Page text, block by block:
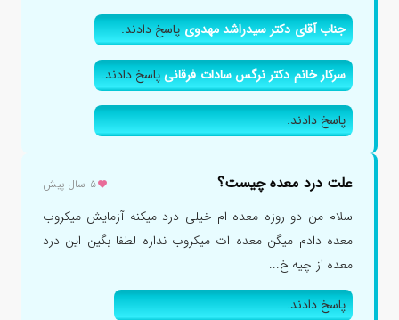
جناب آقای دکتر سیدراشد مهدویپاسخ دادند.
سرکار خانم دکتر نرگس سادات فرقانیپاسخ دادند.
پاسخ دادند.
علت درد معده چیست؟ ۵ سال پیش
سلام من دو روزه معده ام خیلی درد میکنه آزمایش میکروب
معده دادم میگن معده ات میکروب نداره لطفا بگین این درد
معده از چیه خ...
پاسخ دادند.